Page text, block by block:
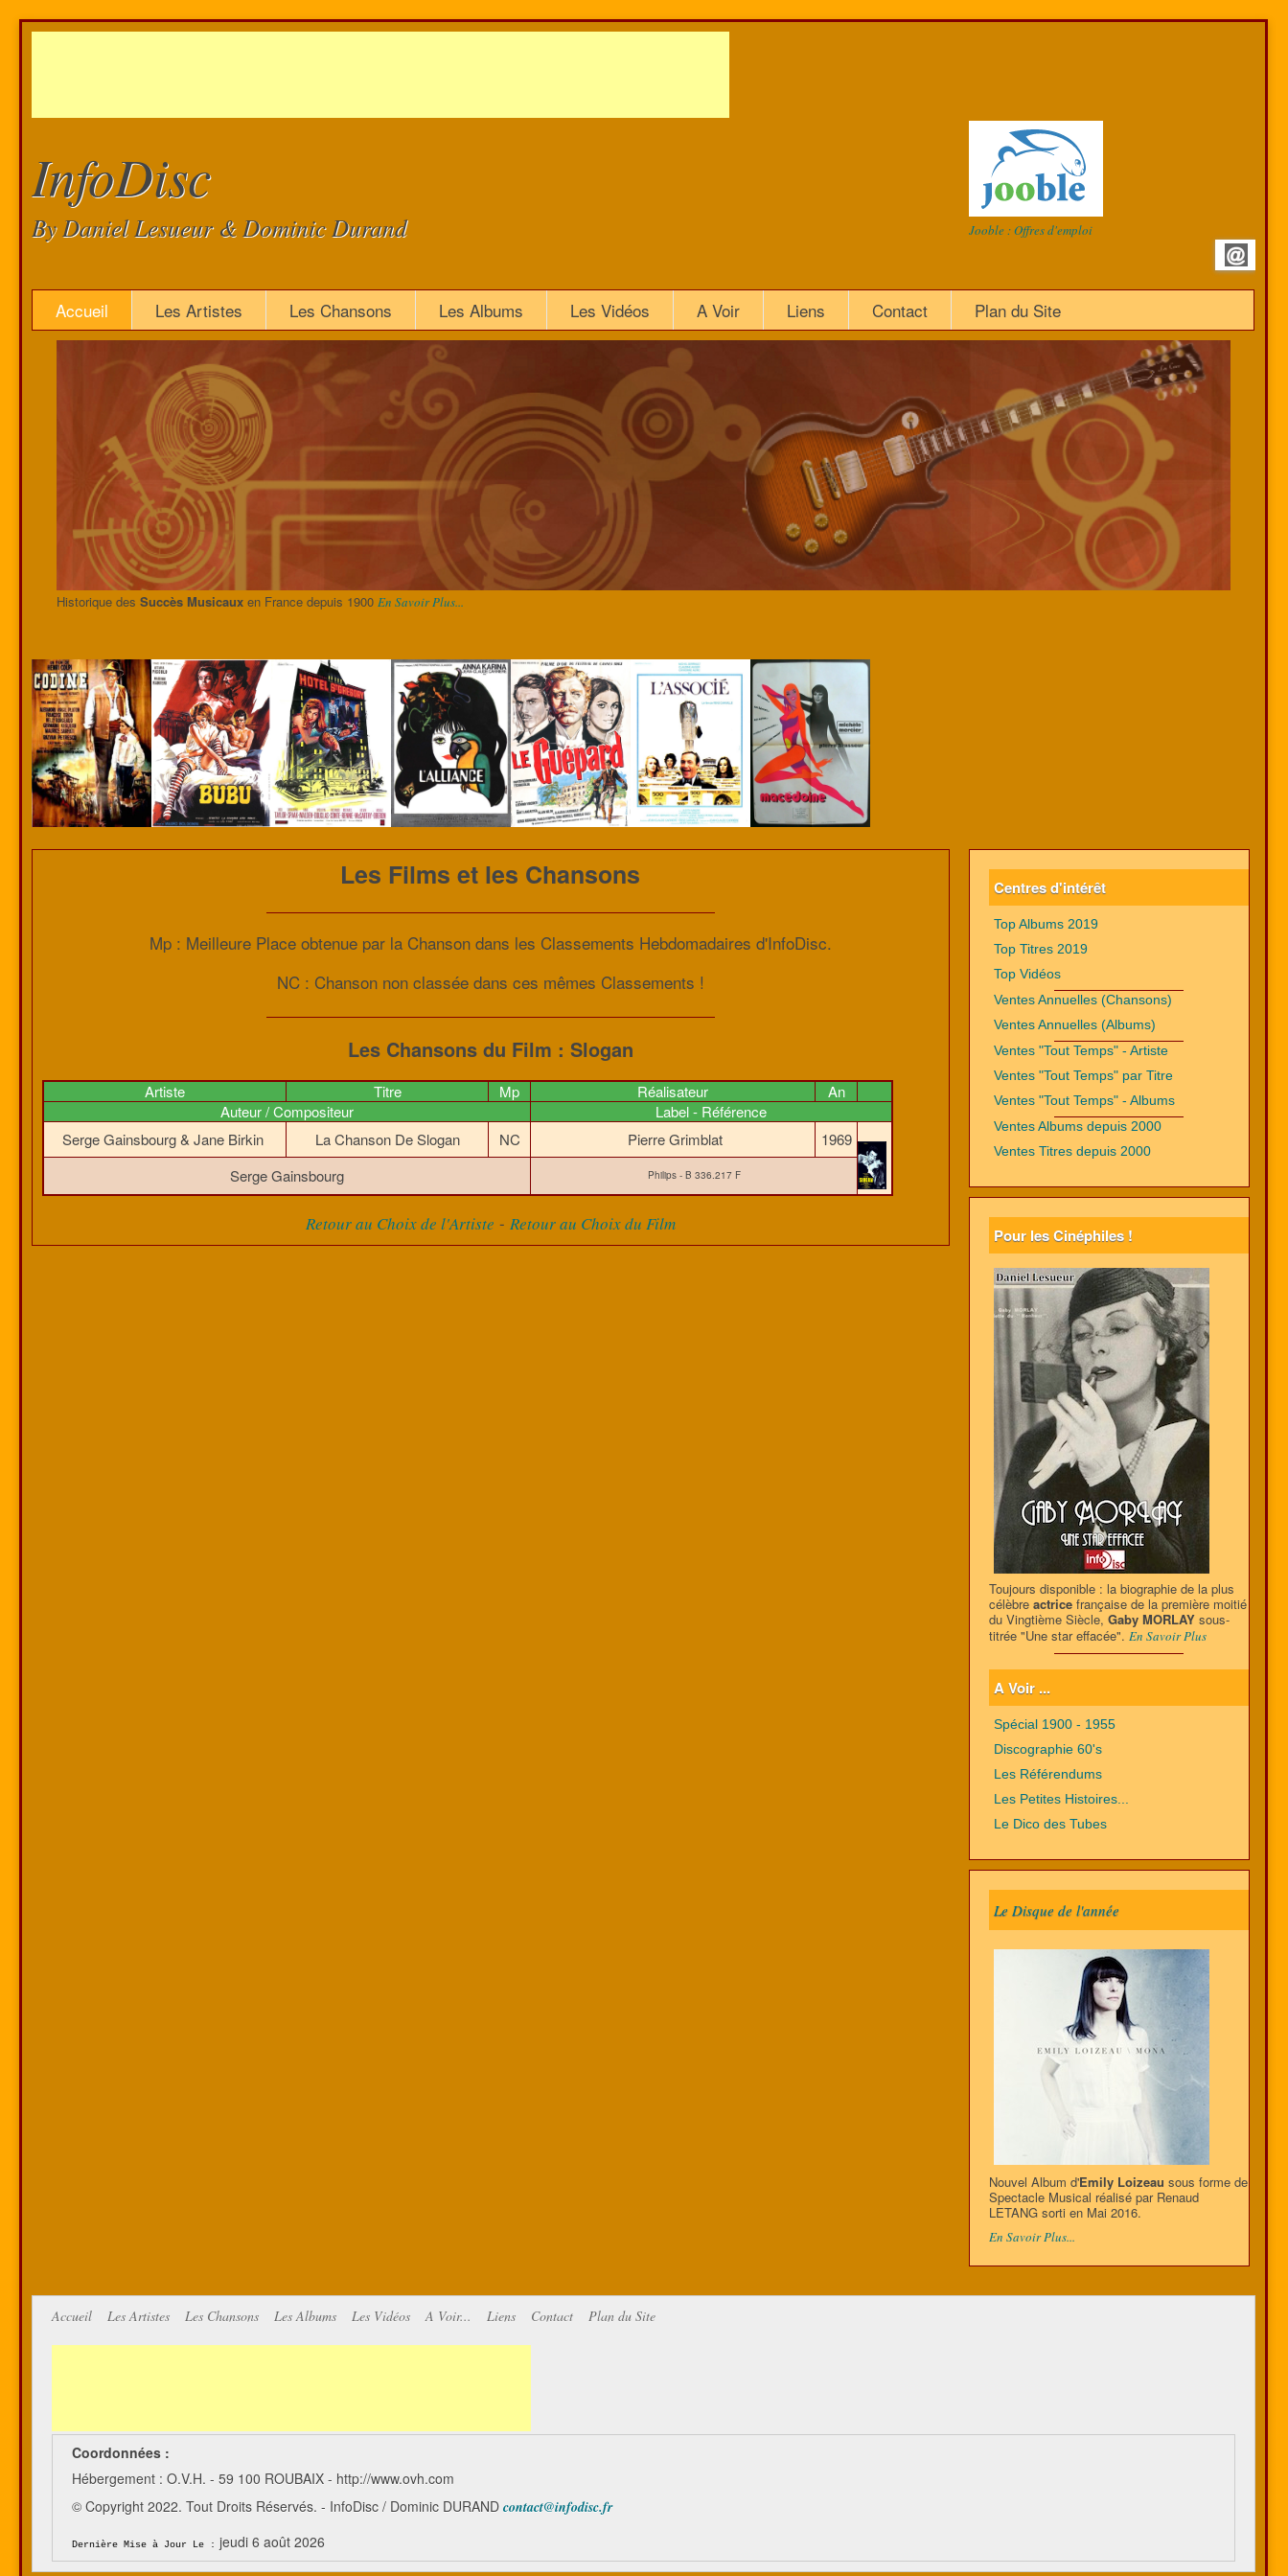
InfoDisc
By Daniel Lesueur & Dominic Durand Jooble : Offres d'emploi
Accueil Les Artistes Les Chansons Les Albums Les Vidéos A Voir Liens Contact Plan du Site
Historique des Succès Musicauxen France depuis 1900 En Savoir Plus...
Les Films et les Chansons
Mp : Meilleure Place obtenue par la Chanson dans les Classements Hebdomadaires d'InfoDisc.
NC : Chanson non classée dans ces mêmes Classements !
Les Chansons du Film : Slogan
Artiste Titre Mp Réalisateur
An
Auteur / Compositeur
Label - Référence
Serge Gainsbourg & Jane Birkin
La Chanson De Slogan NC Pierre Grimblat
1969
Serge Gainsbourg
Philips - B 336.217 F
Retour au Choix de l'Artiste - Retour au Choix du Film
Centres d'intérêt
Top Albums 2019
Top Titres 2019
Top Vidéos
Ventes Annuelles (Chansons)
Ventes Annuelles (Albums)
Ventes "Tout Temps" - Artiste
Ventes "Tout Temps" par Titre
Ventes "Tout Temps" - Albums
Ventes Albums depuis 2000
Ventes Titres depuis 2000
Pour les Cinéphiles !
Toujours disponible : la biographie de la plus
célèbre actricefrançaise de la première moitié
du Vingtième Siècle, Gaby MORLAYsous-
titrée "Une star effacée". En Savoir Plus
A Voir ...
Spécial 1900 - 1955
Discographie 60's
Les Référendums
Les Petites Histoires...
Le Dico des Tubes
Le Disque de l'année
Nouvel Album d'Emily Loizeau sous forme de
Spectacle Musical réalisé par Renaud
LETANG sorti en Mai 2016.
En Savoir Plus...
Accueil Les Artistes Les Chansons Les Albums Les Vidéos A Voir... Liens Contact Plan du Site
Coordonnées :
Hébergement : O.V.H. - 59 100 ROUBAIX - http://www.ovh.com
© Copyright 2022. Tout Droits Réservés. - InfoDisc / Dominic DURAND contact@infodisc.fr
Dernière Mise à Jour Le : jeudi 6 août 2026